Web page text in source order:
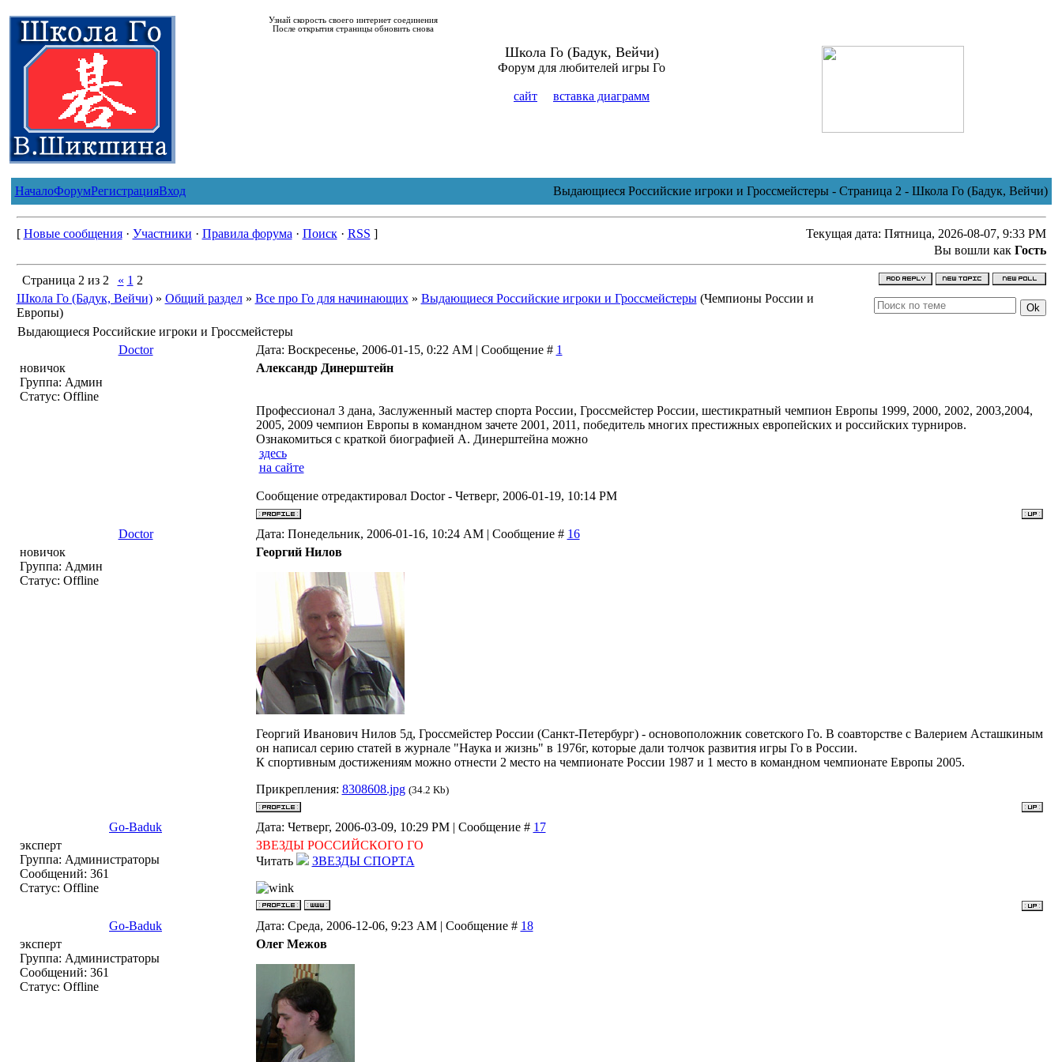
Узнай скорость своего интернет соединения
После открытия страницы обновить снова
Школа Го (Бадук, Вейчи)
Форум для любителей игры Го
сайт вставка диаграмм
НачалоФорумРегистрацияВход Выдающиеся Российские игроки и Гроссмейстеры - Страница 2 - Школа Го (Бадук, Вейчи)
[ Новые сообщения· Участники · Правила форума · Поиск· RSS ]
Текущая дата: Пятница, 2026-08-07, 9:33 PM
Вы вошли как Гость
Страница 2 из 2 « 1 2
Школа Го (Бадук, Вейчи) » Общий раздел » Все про Го для начинающих » Выдающиеся Российские игроки и Гроссмейстеры (Чемпионы России и
Европы)
Выдающиеся Российские игроки и Гроссмейстеры
Doctor
Дата: Воскресенье, 2006-01-15, 0:22 AM | Сообщение # 1
новичок
Группа: Админ
Статус: Offline
Александр Динерштейн
Профессионал 3 дана, Заслуженный мастер спорта России, Гроссмейcтер России, шестикратный чемпион Европы 1999, 2000, 2002, 2003,2004,
2005, 2009 чемпион Европы в командном зачете 2001, 2011, победитель многих престижных европейских и российских турниров.
Ознакомиться с краткой биографией А. Динерштейна можно
здесь
на сайте
Сообщение отредактировал Doctor- Четверг, 2006-01-19, 10:14 PM
Doctor Дата: Понедельник, 2006-01-16, 10:24 AM | Сообщение # 16
новичок
Группа: Админ
Статус: Offline
Георгий Нилов
Георгий Иванович Нилов 5д, Гроссмейстер России (Санкт-Петербург) - основоположник советского Го. В соавторстве с Валерием Асташкиным
он написал серию статей в журнале "Наука и жизнь" в 1976г, которые дали толчок развития игры Го в России.
К спортивным достижениям можно отнести 2 место на чемпионате России 1987 и 1 место в командном чемпионате Европы 2005.
Прикрепления: 8308608.jpg (34.2 Kb)
Go-Baduk Дата: Четверг, 2006-03-09, 10:29 PM | Сообщение # 17
эксперт
Группа: Администраторы
Сообщений: 361
Статус: Offline
ЗВЕЗДЫ РОССИЙСКОГО ГО
Читать
ЗВЕЗДЫ СПОРТА
Go-Baduk Дата: Среда, 2006-12-06, 9:23 AM | Сообщение # 18
эксперт
Группа: Администраторы
Сообщений: 361
Статус: Offline
Олег Межов